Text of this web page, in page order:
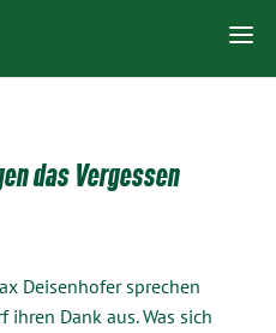
das Vergessen
Deisenhofer sprechen
Dank aus. Was sich